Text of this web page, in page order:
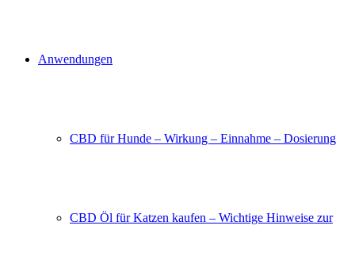
Anwendungen
CBD für Hunde – Wirkung – Einnahme – Dosierung
CBD Öl für Katzen kaufen – Wichtige Hinweise zur